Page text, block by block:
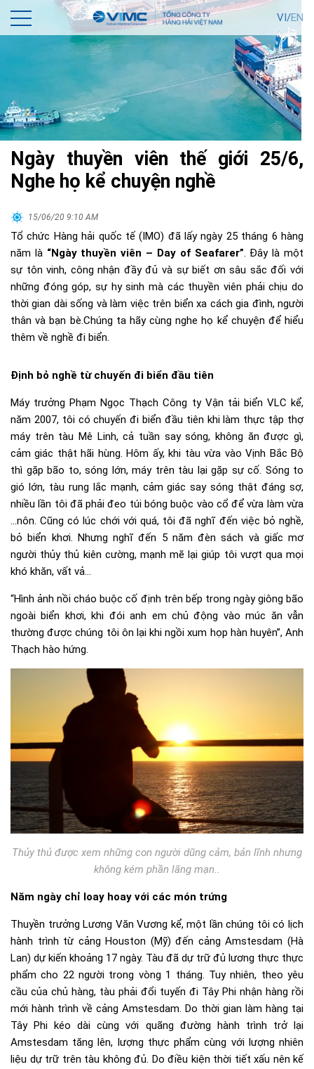
VI/EN
Ngày thuyền viên thế giới 25/6,
Nghe họ kể chuyện nghề
15/06/20 9:10 AM
Tổ chức Hàng hải quốc tế (IMO) đã lấy ngày 25 tháng 6 hàng
năm là “Ngày thuyền viên – Day of Seafarer”. Đây là một
sự tôn vinh, công nhận đầy đủ và sự biết ơn sâu sắc đối với
những đóng góp, sự hy sinh mà các thuyền viên phải chịu do
thời gian dài sống và làm việc trên biển xa cách gia đình, người
thân và bạn bè.Chúng ta hãy cùng nghe họ kể chuyện để hiểu
thêm về nghề đi biển.
Định bỏ nghề từ chuyến đi biển đầu tiên
Máy trưởng Phạm Ngọc Thạch Công ty Vận tải biển VLC kể,
năm 2007, tôi có chuyến đi biển đầu tiên khi làm thực tập thợ
máy trên tàu Mê Linh, cả tuần say sóng, không ăn được gì,
cảm giác thật hãi hùng. Hôm ấy, khi tàu vừa vào Vịnh Bắc Bộ
thì gặp bão to, sóng lớn, máy trên tàu lại gặp sự cố. Sóng to
gió lớn, tàu rung lắc mạnh, cảm giác say sóng thật đáng sợ,
nhiều lần tôi đã phải đeo túi bóng buộc vào cổ để vừa làm vừa
…nôn. Cũng có lúc chới với quá, tôi đã nghĩ đến việc bỏ nghề,
bỏ biển khơi. Nhưng nghĩ đến 5 năm đèn sách và giấc mơ
người thủy thủ kiên cường, mạnh mẽ lại giúp tôi vượt qua mọi
khó khăn, vất vả…
“Hình ảnh nồi cháo buộc cố định trên bếp trong ngày giông bão
ngoài biển khơi, khi đói anh em chủ động vào múc ăn vẫn
thường được chúng tôi ôn lại khi ngồi xum họp hàn huyên”, Anh
Thạch hào hứng.
Thủy thủ được xem những con người dũng cảm, bản lĩnh nhưng
không kém phần lãng mạn..
Năm ngày chỉ loay hoay với các món trứng
Thuyền trưởng Lương Văn Vương kể, một lần chúng tôi có lịch
hành trình từ cảng Houston (Mỹ) đến cảng Amstesdam (Hà
Lan) dự kiến khoảng 17 ngày. Tàu đã dự trữ đủ lương thực thực
phẩm cho 22 người trong vòng 1 tháng. Tuy nhiên, theo yêu
cầu của chủ hàng, tàu phải đổi tuyến đi Tây Phi nhận hàng rồi
mới hành trình về cảng Amstesdam. Do thời gian làm hàng tại
Tây Phi kéo dài cùng với quãng đường hành trình trở lại
Amstesdam tăng lên, lượng thực phẩm cùng với lượng nhiên
liệu dự trữ trên tàu không đủ. Do điều kiện thời tiết xấu nên kế